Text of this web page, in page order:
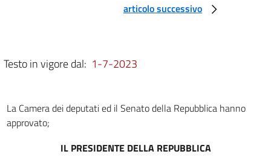
13
15
articolo successivo
Testo in vigore dal: 1-7-2023
La Camera dei deputati ed il Senato della Repubblica hanno
approvato;
IL PRESIDENTE DELLA REPUBBLICA